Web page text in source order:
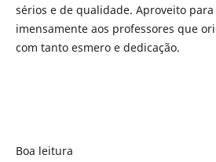
sérios e de qualidade. Aproveito
imensamente aos professores que
com tanto esmero e dedicação.
Boa leitura